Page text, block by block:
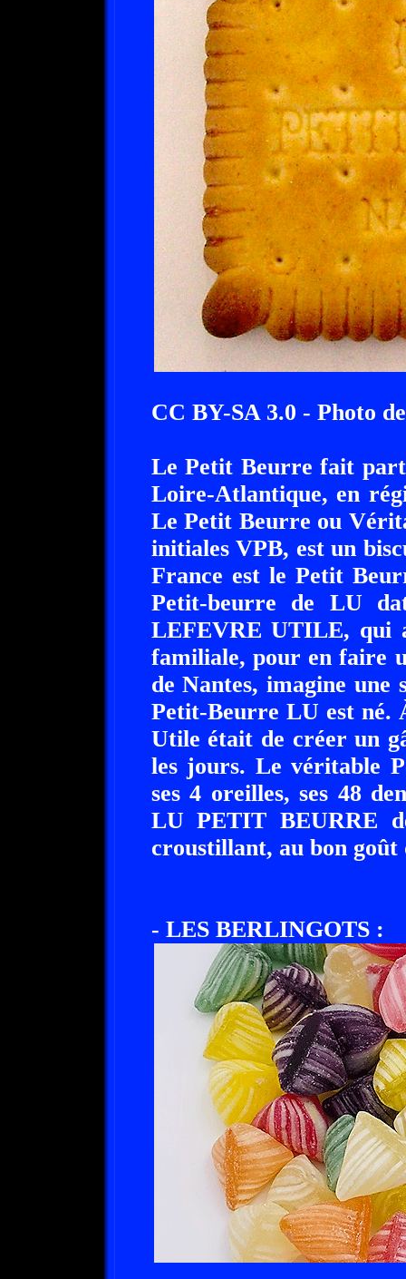
CC BY-SA 3.0 - Photo
Le Petit Beurre fait
Loire-Atlantique, en
Le Petit Beurre ou
initiales VPB, est un
France est le Petit
Petit-beurre de LU
LEFEVRE UTILE, qui
familiale, pour en faire
de Nantes, imagine
Petit-Beurre LU est
Utile était de créer un
les jours. Le véritable
ses 4 oreilles, ses 48
LU PETIT BEURRE
croustillant, au bon goût
- LES BERLINGOTS :